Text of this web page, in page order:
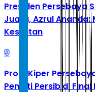
Presiden Persebaya
Juara, Azrul Ananda:
Kesulitan
9
Profil Kiper
Penalti Persib di